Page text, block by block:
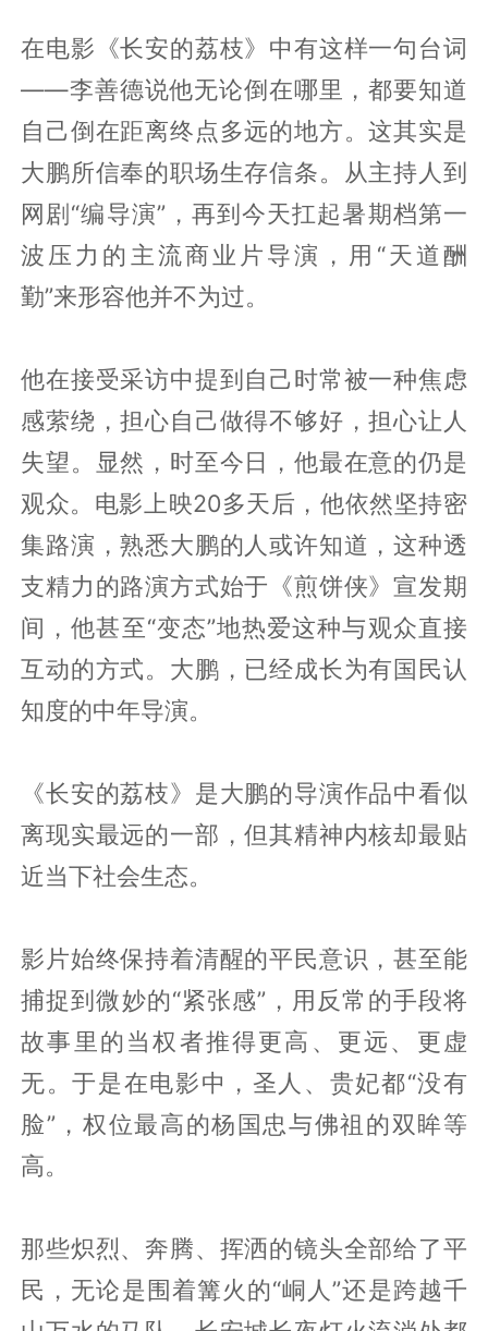
在电影《长安的荔枝》中有这样一句台词
——李善德说他无论倒在哪里，都要知道
自己倒在距离终点多远的地方。这其实是
大鹏所信奉的职场生存信条。从主持人到
网剧“编导演”，再到今天扛起暑期档第一
波压力的主流商业片导演，用“天道酬
勤”来形容他并不为过。
他在接受采访中提到自己时常被一种焦虑
感萦绕，担心自己做得不够好，担心让人
失望。显然，时至今日，他最在意的仍是
观众。电影上映20多天后，他依然坚持密
集路演，熟悉大鹏的人或许知道，这种透
支精力的路演方式始于《煎饼侠》宣发期
间，他甚至“变态”地热爱这种与观众直接
互动的方式。大鹏，已经成长为有国民认
知度的中年导演。
《长安的荔枝》是大鹏的导演作品中看似
离现实最远的一部，但其精神内核却最贴
近当下社会生态。
影片始终保持着清醒的平民意识，甚至能
捕捉到微妙的“紧张感”，用反常的手段将
故事里的当权者推得更高、更远、更虚
无。于是在电影中，圣人、贵妃都“没有
脸”，权位最高的杨国忠与佛祖的双眸等
高。
那些炽烈、奔腾、挥洒的镜头全部给了平
民，无论是围着篝火的“峒人”还是跨越千